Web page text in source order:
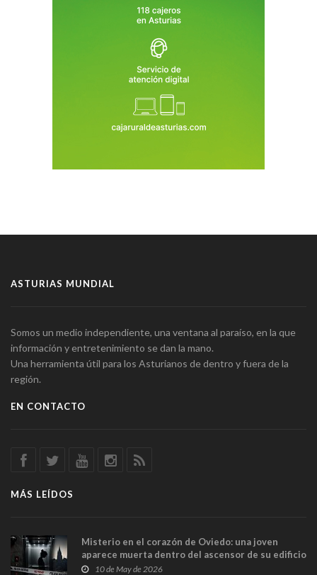
ASTURIAS MUNDIAL
Somos un medio independiente, una ventana al paraíso, en la que
información y entretenimiento se dan la mano.
Una herramienta útil para los Asturianos de dentro y fuera de la
región.
EN CONTACTO
MÁS LEÍDOS
Misterio en el corazón de Oviedo: una joven
aparece muerta dentro del ascensor de su edificio
y las cámaras captan sus últimos minutos
10 de May de 2026